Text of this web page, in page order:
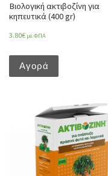
Βιολογική ακτιβοζίνη για
κηπευτικά (400 gr)
3.80€ με ΦΠΑ
Αγορά